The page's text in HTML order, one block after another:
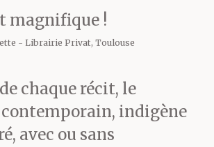
de ces petits
c’était bientôt
Cinquante
bien. Il se
comment sa
magnifique !
Librairie Privat, Toulouse
chaque récit, le
indigène
avec ou sans